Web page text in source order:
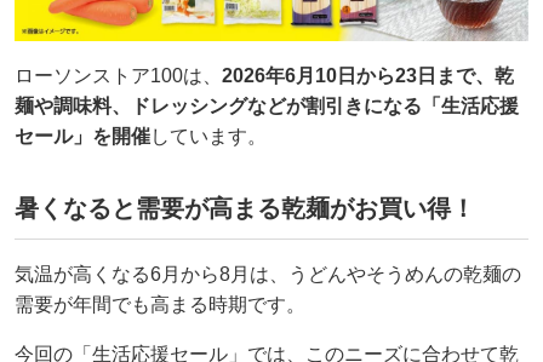
ローソンストア100は、 2026年6月10日から23日まで、乾
麺や調味料、ドレッシングなどが割引きになる「生活応援
セール」を開催しています。
暑くなると需要が高まる乾麺がお買い得！
気温が高くなる6月から8月は、うどんやそうめんの乾麺の
需要が年間でも高まる時期です。
今回の「生活応援セール」では、このニーズに合わせて乾